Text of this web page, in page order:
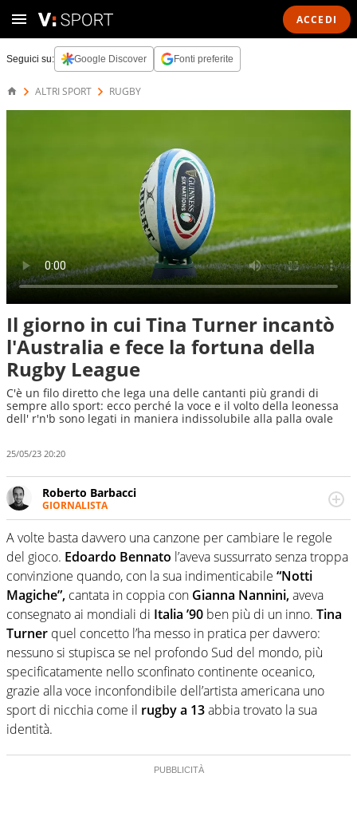
ACCEDI
Seguici su: Google Discover Fonti preferite
ALTRI SPORT RUGBY
Il giorno in cui Tina Turner incantò
l'Australia e fece la fortuna della
Rugby League
C'è un filo diretto che lega una delle cantanti più grandi di
sempre allo sport: ecco perché la voce e il volto della leonessa
dell' r'n'b sono legati in maniera indissolubile alla palla ovale
25/05/23 20:20
Roberto Barbacci
GIORNALISTA
Giornalista (pubblicista) sportivo a tutto campo, è il
tuttologo di Virgilio Sport. Provate a chiedergli di boxe, di
scherma, di volley o di curling: ve ne farà innamorare
A volte basta davvero una canzone per cambiare le regole
del gioco. Edoardo Bennato l’aveva sussurrato senza troppa
convinzione quando, con la sua indimenticabile “Notti
Magiche”, cantata in coppia con Gianna Nannini,aveva
consegnato ai mondiali di Italia ’90 ben più di un inno. Tina
Turner quel concetto l’ha messo in pratica per davvero:
nessuno si stupisca se nel profondo Sud del mondo, più
specificatamente nello sconfinato continente oceanico,
grazie alla voce inconfondibile dell’artista americana uno
sport di nicchia come il rugby a 13abbia trovato la sua
identità.